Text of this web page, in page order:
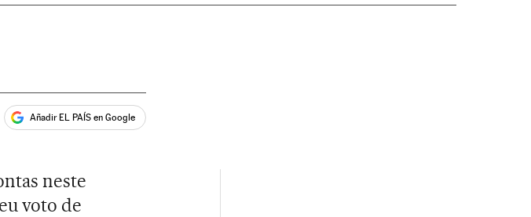
Añadir EL PAÍS en Google
neste
voto de